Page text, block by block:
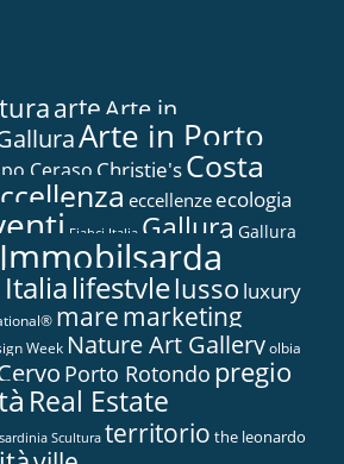
arteArte in...
Arte in Porto
Ceraso Christie'sCosta
eccellenze ecologia
Fiabci Italia Gallura Gallura
Immobilsarda
Italialifestylelusso luxury
maremarketing
Week Nature Art Galleryolbia
Porto Rotondo pregio
Real Estate
sardinia Scultura territorio the leonardo